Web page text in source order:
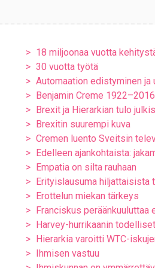
18 miljoonaa vuotta
30 vuotta työtä
Automaation edistyminen ja
Benjamin Creme 1922–2016
Brexit ja Hierarkian tulo
Brexitin suurempi kuva
Cremen luento Sveitsin
Edelleen ajankohtaista:
Empatia on silta rauhaan
Erityislausuma hiljattaisista
Erottelun miekan tärkeys
Franciskus
Harvey-hurrikaanin
Hierarkia varoitti WTC-
Ihmisen vastuu